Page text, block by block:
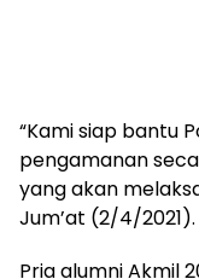
“Kami siap bantu
pengamanan
yang akan
Jum’at (2/4/2021).
Pria alumni Akmil